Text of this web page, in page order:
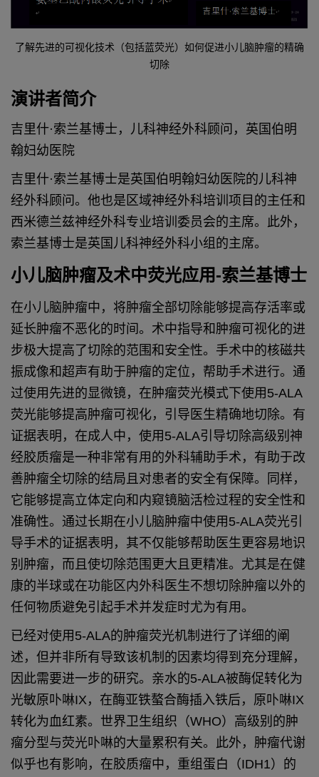
了解先进的可视化技术（包括蓝荧光）如何促进小儿脑肿瘤的精确
切除
演讲者简介
吉里什·索兰基博士，儿科神经外科顾问，英国伯明
翰妇幼医院
吉里什·索兰基博士是英国伯明翰妇幼医院的儿科神
经外科顾问。他也是区域神经外科培训项目的主任和
西米德兰兹神经外科专业培训委员会的主席。此外，
索兰基博士是英国儿科神经外科小组的主席。
小儿脑肿瘤及术中荧光应用-索兰基博士
在小儿脑肿瘤中，将肿瘤全部切除能够提高存活率或
延长肿瘤不恶化的时间。术中指导和肿瘤可视化的进
步极大提高了切除的范围和安全性。手术中的核磁共
振成像和超声有助于肿瘤的定位，帮助手术进行。通
过使用先进的显微镜，在肿瘤荧光模式下使用5-ALA
荧光能够提高肿瘤可视化，引导医生精确地切除。 有
证据表明，在成人中，使用5-ALA引导切除高级别神
经胶质瘤是一种非常有用的外科辅助手术，有助于改
善肿瘤全切除的结局且对患者的安全有保障。同样，
它能够提高立体定向和内窥镜脑活检过程的安全性和
准确性。通过长期在小儿脑肿瘤中使用5-ALA荧光引
导手术的证据表明，其不仅能够帮助医生更容易地识
别肿瘤，而且使切除范围更大且更精准。尤其是在健
康的半球或在功能区内外科医生不想切除肿瘤以外的
任何物质避免引起手术并发症时尤为有用。
已经对使用5-ALA的肿瘤荧光机制进行了详细的阐
述，但并非所有导致该机制的因素均得到充分理解，
因此需要进一步的研究。亲水的5-ALA被酶促转化为
光敏原卟啉IX，在酶亚铁螯合酶插入铁后，原卟啉IX
转化为血红素。 世界卫生组织（WHO）高级别的肿
瘤分型与荧光卟啉的大量累积有关。此外，肿瘤代谢
似乎也有影响，在胶质瘤中，重组蛋白（IDH1）的